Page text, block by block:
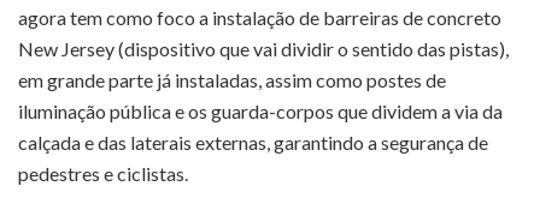
agora tem como foco a instalação de barreiras de concreto
New Jersey (dispositivo que vai dividir o sentido das pistas),
em grande parte já instaladas, assim como postes de
iluminação pública e os guarda-corpos que dividem a via da
calçada e das laterais externas, garantindo a segurança de
pedestres e ciclistas.